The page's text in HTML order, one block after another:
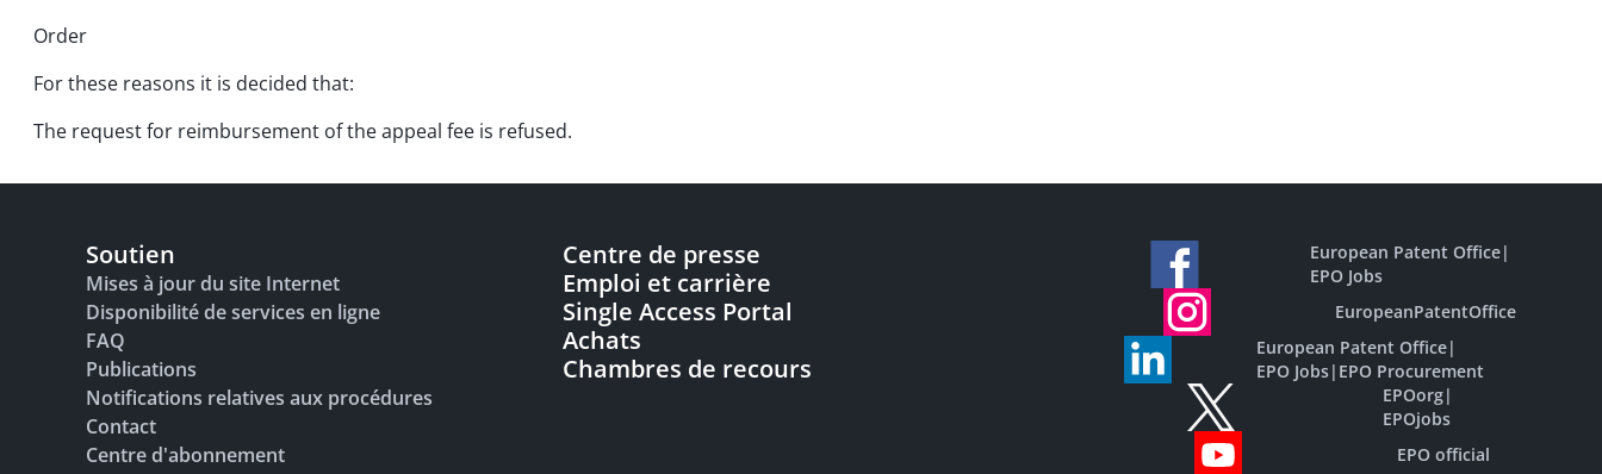
Order
For these reasons it is decided that:
The request for reimbursement of the appeal fee is refused.
Soutien
Mises à jour du site Internet
Disponibilité de services en ligne
FAQ
Publications
Notifications relatives aux procédures
Contact
Centre d'abonnement
Centre de presse
Emploi et carrière
Single Access Portal
Achats
Chambres de recours
European Patent Office|
EPO Jobs
EuropeanPatentOffice
European Patent Office|
EPO Jobs| EPO Procurement
EPOorg|
EPOjobs
EPO official